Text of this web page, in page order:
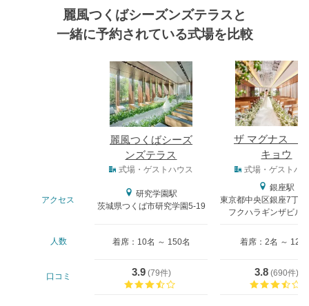
麗風つくばシーズンズテラスと
一緒に予約されている式場を比較
麗風つくばシーズ
ンズテラス
ザ マグナス
キョウ
式場・ゲストハウス 式場・ゲストハ
アクセス
研究学園駅
茨城県つくば市研究学園5-19
銀座駅
東京都中央区銀座7丁
フクハラギンザビル
人数 着席：10名 ～ 150名 着席：2名 ～ 128
口コミ 3.9(79件)
3.8 (690件)